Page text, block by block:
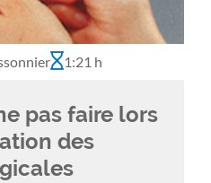
1:21 h
pas faire lors
des